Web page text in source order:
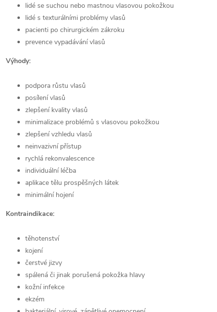
lidé se suchou nebo mastnou vlasovou pokožkou
lidé s texturálními problémy vlasů
pacienti po chirurgickém zákroku
prevence vypadávání vlasů
Výhody:
podpora růstu vlasů
posílení vlasů
zlepšení kvality vlasů
minimalizace problémů s vlasovou pokožkou
zlepšení vzhledu vlasů
neinvazivní přístup
rychlá rekonvalescence
individuální léčba
aplikace tělu prospěšných látek
minimální hojení
Kontraindikace:
těhotenství
kojení
čerstvé jizvy
spálená či jinak porušená pokožka hlavy
kožní infekce
ekzém